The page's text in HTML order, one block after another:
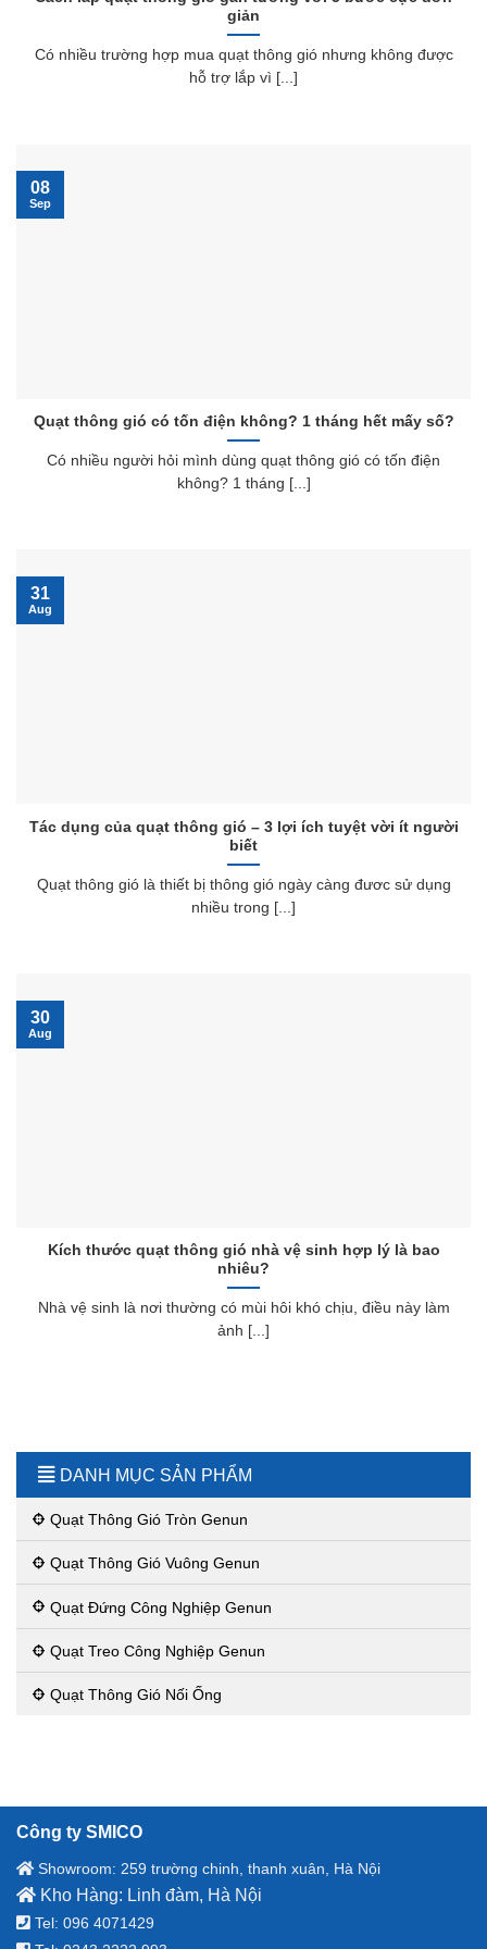
DANH MỤC SẢN PHẨM
Quạt Thông Gió Tròn Genun
Quạt Thông Gió Vuông Genun
Quạt Đứng Công Nghiệp Genun
Quạt Treo Công Nghiệp Genun
Quạt Thông Gió Nối Ống
giản
Có nhiều trường hợp mua quạt thông gió nhưng không được
hỗ trợ lắp vì [...]
Quạt thông gió có tốn điện không? 1 tháng hết mấy số?
Có nhiều người hỏi mình dùng quạt thông gió có tốn điện
không? 1 tháng [...]
08
Sep
Tác dụng của quạt thông gió – 3 lợi ích tuyệt vời ít người
biết
Quạt thông gió là thiết bị thông gió ngày càng đươc sử dụng
nhiều trong [...]
31
Aug
Kích thước quạt thông gió nhà vệ sinh hợp lý là bao
nhiêu?
Nhà vệ sinh là nơi thường có mùi hôi khó chịu, điều này làm
ảnh [...]
30
Aug
Công ty SMICO
Showroom: 259 trường chinh, thanh xuân, Hà Nội
Kho Hàng: Linh đàm, Hà Nội
Tel: 096 4071429